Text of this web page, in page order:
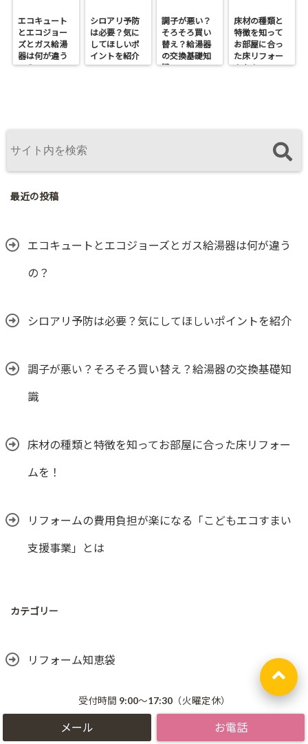
受付時間 9:00～17:30（火曜定休）
エコキュート
とエコジョー
ズとガス給湯
器は何が違う
の？
シロアリ予防
は必要？気に
してほしいポ
イントを紹介
調子が悪い？
そろそろ買い
替え？給湯器
の交換基礎知
識
床材の種類と
特徴を知って
お部屋に合っ
た床リフォー
ムを！
最近の投稿
エコキュートとエコジョーズとガス給湯器は何が違う
の？
シロアリ予防は必要？気にしてほしいポイントを紹介
調子が悪い？そろそろ買い替え？給湯器の交換基礎知
識
床材の種類と特徴を知ってお部屋に合った床リフォー
ムを！
リフォームの費用負担が楽になる「こどもエコすまい
支援事業」とは
カテゴリー
リフォーム知恵袋